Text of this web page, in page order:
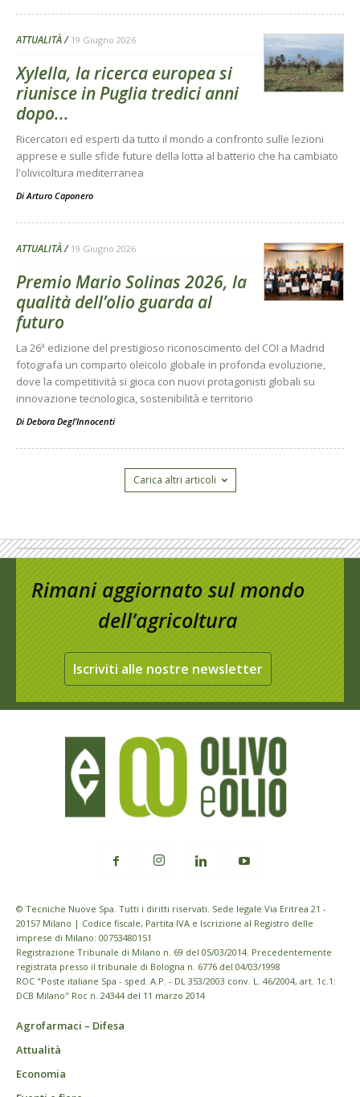
ATTUALITÀ 19 Giugno 2026
Xylella, la ricerca europea si
riunisce in Puglia tredici anni
dopo...
Ricercatori ed esperti da tutto il mondo a confronto sulle lezioni
apprese e sulle sfide future della lotta al batterio che ha cambiato
l'olivicoltura mediterranea
Di Arturo Caponero
ATTUALITÀ 19 Giugno 2026
Premio Mario Solinas 2026, la
qualità dell’olio guarda al
futuro
La 26ª edizione del prestigioso riconoscimento del COI a Madrid
fotografa un comparto oleicolo globale in profonda evoluzione,
dove la competitività si gioca con nuovi protagonisti globali su
innovazione tecnologica, sostenibilità e territorio
Di Debora Degl’Innocenti
Carica altri articoli
Rimani aggiornato sul mondo
dell’agricoltura
Iscriviti alle nostre newsletter
© Tecniche Nuove Spa. Tutti i diritti riservati. Sede legale Via Eritrea 21 -
20157 Milano | Codice fiscale, Partita IVA e Iscrizione al Registro delle
imprese di Milano: 00753480151
Registrazione Tribunale di Milano n. 69 del 05/03/2014. Precedentemente
registrata presso il tribunale di Bologna n. 6776 del 04/03/1998
ROC "Poste italiane Spa - sped. A.P. - DL 353/2003 conv. L. 46/2004, art. 1c.1:
DCB Milano" Roc n. 24344 del 11 marzo 2014
Agrofarmaci – Difesa
Attualità
Economia